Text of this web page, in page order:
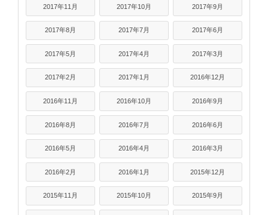
2017年11月 2017年10月 2017年9月
2017年8月 2017年7月 2017年6月
2017年5月 2017年4月 2017年3月
2017年2月 2017年1月 2016年12月
2016年11月 2016年10月 2016年9月
2016年8月 2016年7月 2016年6月
2016年5月 2016年4月 2016年3月
2016年2月 2016年1月 2015年12月
2015年11月 2015年10月 2015年9月